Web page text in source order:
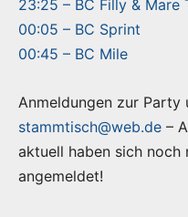
23:25 – BC Filly & Mare
00:05 – BC Sprint
00:45 – BC Mile
Anmeldungen zur Party
stammtisch@web.de –
aktuell haben sich noch
angemeldet!